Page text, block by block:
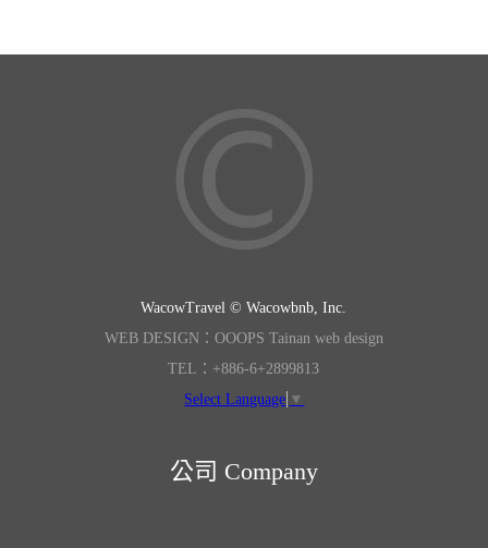
WacowTravel © Wacowbnb, Inc.
WEB DESIGN：OOOPS Tainan web design
TEL：+886-6+2899813
Select Language ▼
公司 Company